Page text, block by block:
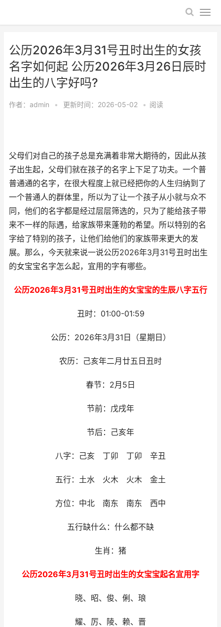
公历2026年3月31号丑时出生的女孩
名字如何起 公历2026年3月26日辰时
出生的八字好吗?
作者： admin • 更新时间：2026-05-02 • 阅读
父母们对自己的孩子总是充满着非常大期待的，因此从孩
子出生起，父母们就在孩子的名字上下足了功夫。一个普
普通通的名字，在很大程度上就已经把你的人生归纳到了
一个普通人的群体里，所以为了让一个孩子从小就与众不
同，他们的名字都是经过层层筛选的，只为了能给孩子带
来不一样的际遇，给家族带来蓬勃的希望。所以特别的名
字给了特别的孩子，让他们给他们的家族带来更大的发
展。那么，今天就来说一说公历2026年3月31号丑时出生
的女宝宝名字怎么起，宜用的字有哪些。
公历2026年3月31号丑时出生的女宝宝的生辰八字五行
丑时：01:00-01:59
公历：2026年3月31日（星期日）
农历：己亥年二月廿五日丑时
春节：2月5日
节前：戊戌年
节后：己亥年
八字：己亥 丁卯 丁卯 辛丑
五行：土水 火木 火木 金土
方位：中北 南东 南东 西中
五行缺什么：什么都不缺
生肖：猪
公历2026年3月31号丑时出生的女宝宝起名宜用字
晓、昭、俊、俐、琅
耀、厉、陵、赖、晋